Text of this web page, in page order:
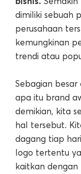
dimiliki sebuah
perusahaan
kemungkinan
trendi atau
Sebagian
apa itu brand
demikian, kita
hal tersebut.
dagang tiap
logo tertentu
kaitkan